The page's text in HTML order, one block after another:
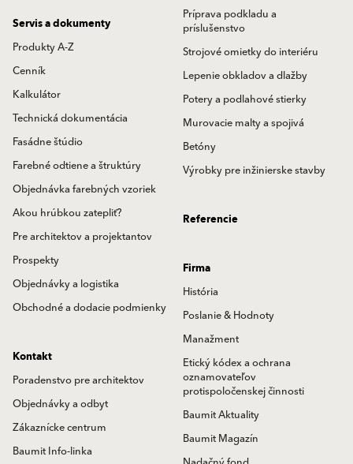
Príprava podkladu a
príslušenstvo
Strojové omietky do interiéru
Lepenie obkladov a dlažby
Potery a podlahové stierky
Murovacie malty a spojivá
Betóny
Výrobky pre inžinierske stavby
Servis a dokumenty
Produkty A-Z
Cenník
Kalkulátor
Technická dokumentácia
Fasádne štúdio
Farebné odtiene a štruktúry
Objednávka farebných vzoriek
Akou hrúbkou zatepliť?
Pre architektov a projektantov
Prospekty
Objednávky a logistika
Obchodné a dodacie podmienky
Referencie
Firma
História
Poslanie & Hodnoty
Manažment
Etický kódex a ochrana
oznamovateľov
protispoločenskej činnosti
Baumit Aktuality
Baumit Magazín
Kontakt
Poradenstvo pre architektov
Objednávky a odbyt
Zákaznícke centrum
Baumit Info-linka